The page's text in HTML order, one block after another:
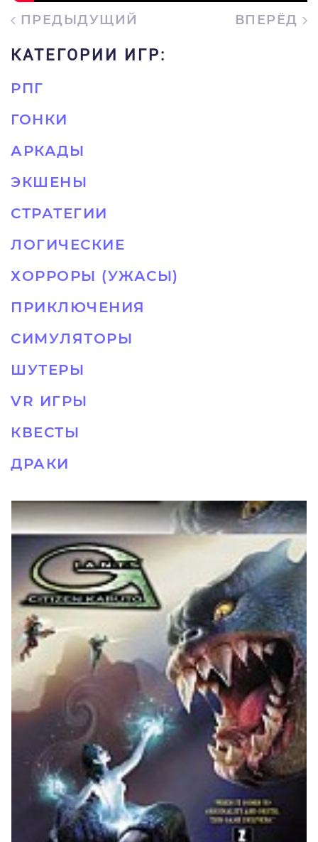
ПРЕДЫДУЩИЙ ВПЕРЁД
КАТЕГОРИИ ИГР:
РПГ
ГОНКИ
АРКАДЫ
ЭКШЕНЫ
СТРАТЕГИИ
ЛОГИЧЕСКИЕ
ХОРРОРЫ (УЖАСЫ)
ПРИКЛЮЧЕНИЯ
СИМУЛЯТОРЫ
ШУТЕРЫ
VR ИГРЫ
КВЕСТЫ
ДРАКИ